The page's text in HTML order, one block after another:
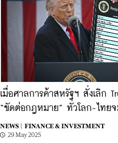
เมื่อศาลการค้าสหรัฐฯ สั่งเลิก
“ขัดต่อกฎหมาย” ทั่วโลก-ไทยจ
NEWS |
FINANCE & INVESTMENT
29 May 2025